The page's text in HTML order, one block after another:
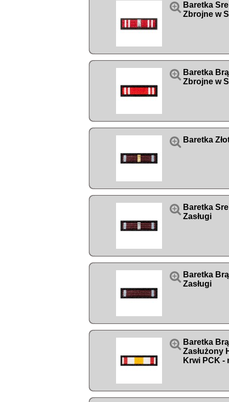
 Baretka
Zbrojne w
 Baretka
Zbrojne w
 Baretka
 Baretka
Zasługi
 Baretka
Zasługi
 Baretka
Zasłużony
Krwi PCK -